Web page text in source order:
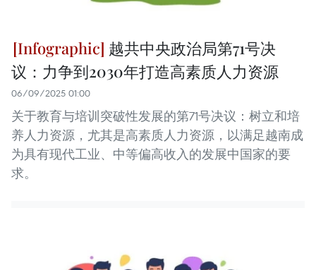
越共中央政治局第71号决
议：力争到2030年打造高素质人力资源
06/09/2025 01:00
关于教育与培训突破性发展的第71号决议：树立和培
养人力资源，尤其是高素质人力资源，以满足越南成
为具有现代工业、中等偏高收入的发展中国家的要
求。